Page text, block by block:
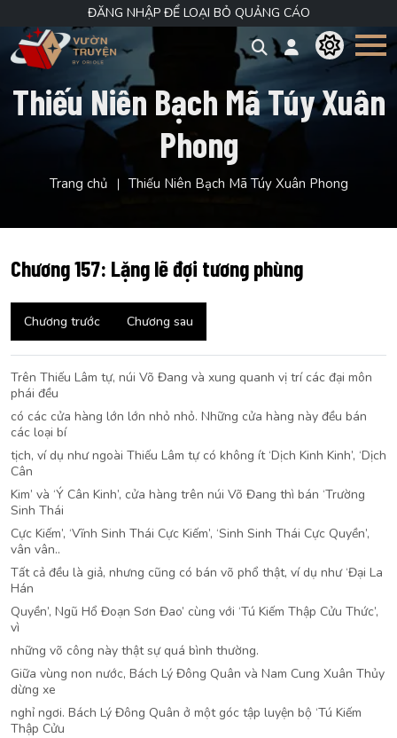
ĐĂNG NHẬP ĐỂ LOẠI BỎ QUẢNG CÁO
Thiếu Niên Bạch Mã Túy Xuân
Phong
Trang chủ Thiếu Niên Bạch Mã Túy Xuân Phong
Chương 157: Lặng lẽ đợi tương phùng
Chương trước Chương sau
Trên Thiếu Lâm tự, núi Võ Đang và xung quanh vị trí các đại môn
phái đều
có các cửa hàng lớn lớn nhỏ nhỏ. Những cửa hàng này đều bán
các loại bí
tịch, ví dụ như ngoài Thiếu Lâm tự có không ít ‘Dịch Kinh Kinh’, ‘Dịch
Cân
Kim’ và ‘Ý Cân Kinh’, cửa hàng trên núi Võ Đang thì bán ‘Trường
Sinh Thái
Cực Kiếm’, ‘Vĩnh Sinh Thái Cực Kiếm’, ‘Sinh Sinh Thái Cực Quyền’,
vân vân..
Tất cả đều là giả, nhưng cũng có bán võ phổ thật, ví dụ như ‘Đại La
Hán
Quyền’, Ngũ Hổ Đoạn Sơn Đao’ cùng với ‘Tú Kiếm Thập Cửu Thức’,
vì
những võ công này thật sự quá bình thường.
Giữa vùng non nước, Bách Lý Đông Quân và Nam Cung Xuân Thủy
dừng xe
nghỉ ngơi. Bách Lý Đông Quân ở một góc tập luyện bộ ‘Tú Kiếm
Thập Cửu